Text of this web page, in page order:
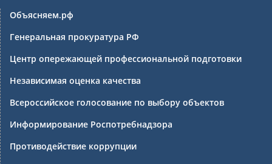
Объясняем.рф
Генеральная прокуратура РФ
Центр опережающей профессиональной подготовки
Независимая оценка качества
Всероссийское голосование по выбору объектов
Информирование Роспотребнадзора
Противодействие коррупции